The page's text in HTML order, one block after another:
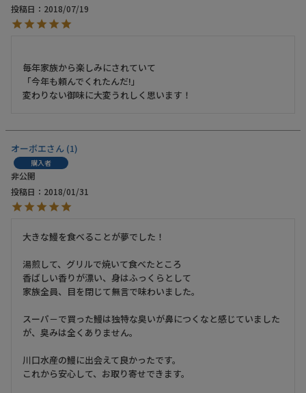
投稿日
2018/07/19
毎年家族から楽しみにされていて
「今年も頼んでくれたんだ!」
変わりない御味に大変うれしく思います！
オーボエ 1
購入者
非公開
投稿日
2018/01/31
大きな鰻を食べることが夢でした！
湯煎して、グリルで焼いて食べたところ
香ばしい香りが漂い、身はふっくらとして
家族全員、目を閉じて無言で味わいました。
スーパ－で買った鰻は独特な臭いが鼻につくなと感じていました
が、臭みは全くありません。
川口水産の鰻に出会えて良かったです。
これから安心して、お取り寄せできます。